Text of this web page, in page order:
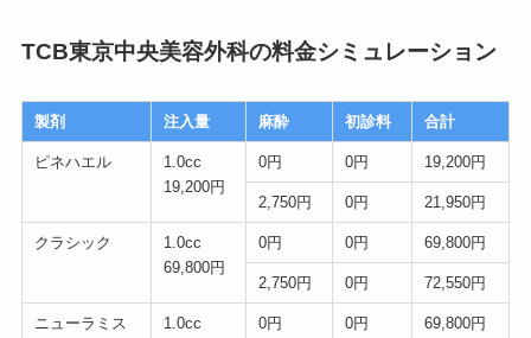
TCB東京中央美容外科の料金シミュレーション
製剤 注入量 麻酔 初診料 合計
ピネハエル
1.0cc
19,200円
0円 0円 19,200円
2,750円 0円 21,950円
クラシック
1.0cc
69,800円
0円 0円 69,800円
2,750円 0円 72,550円
ニューラミス
1.0cc
0円 0円 69,800円